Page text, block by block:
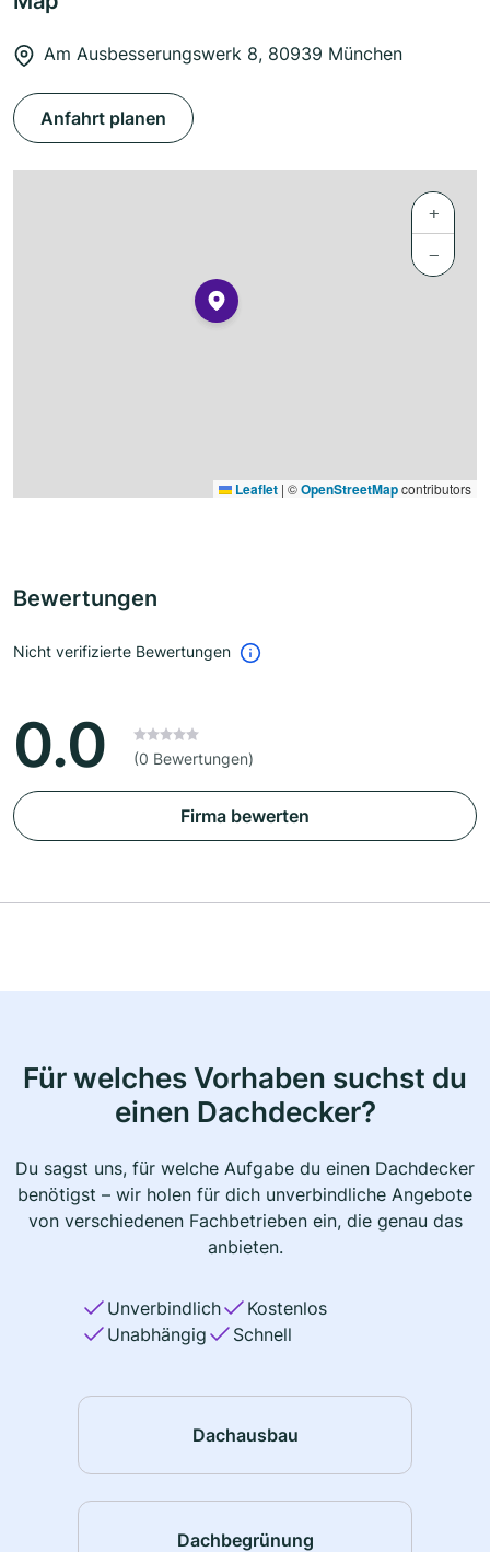
Am Ausbesserungswerk 8, 80939 München
Anfahrt planen
+
−
Leaflet | ©OpenStreetMapcontributors
Bewertungen
Nicht verifizierte Bewertungen
0.0 (0 Bewertungen)
Firma bewerten
Für welches Vorhaben suchst du
einen Dachdecker?
Du sagst uns, für welche Aufgabe du einen Dachdecker
benötigst – wir holen für dich unverbindliche Angebote
von verschiedenen Fachbetrieben ein, die genau das
anbieten.
Unverbindlich
Kostenlos
Unabhängig
Schnell
Dachausbau
Dachbegrünung